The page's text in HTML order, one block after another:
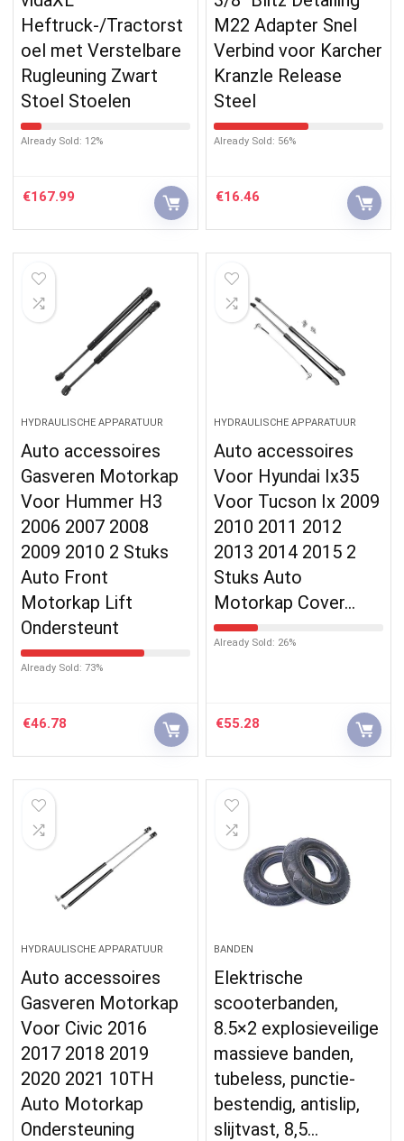
Heftruck-/Tractorst
oel met Verstelbare
Rugleuning Zwart
Stoel Stoelen
Already Sold: 12%
€167.99
M22 Adapter Snel
Verbind voor Karcher
Kranzle Release
Steel
Already Sold: 56%
€16.46
HYDRAULISCHE APPARATUUR
Auto accessoires
Gasveren Motorkap
Voor Hummer H3
2006 2007 2008
2009 2010 2 Stuks
Auto Front
Motorkap Lift
Ondersteunt
Already Sold: 73%
€46.78
HYDRAULISCHE APPARATUUR
Auto accessoires
Voor Hyundai Ix35
Voor Tucson Ix 2009
2010 2011 2012
2013 2014 2015 2
Stuks Auto
Motorkap Cover…
Already Sold: 26%
€55.28
HYDRAULISCHE APPARATUUR
Auto accessoires
Gasveren Motorkap
Voor Civic 2016
2017 2018 2019
2020 2021 10TH
Auto Motorkap
Ondersteuning
BANDEN
Elektrische
scooterbanden,
8.5×2 explosieveilige
massieve banden,
tubeless, punctie-
bestendig, antislip,
slijtvast, 8,5…